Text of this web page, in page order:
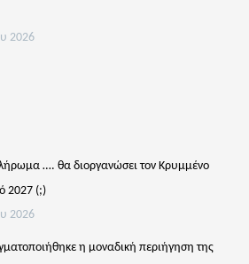
2026
…. θα διοργανώσει τον Κρυμμένο
2027 (;)
2026
η μοναδική περιήγηση της